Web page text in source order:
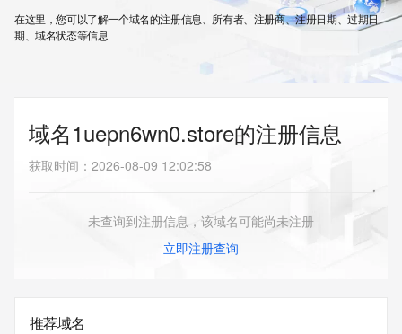
在这里，您可以了解一个域名的注册信息、所有者、注册商、注册日期、过期日
期、域名状态等信息
域名1uepn6wn0.store的注册信息
获取时间 ： 2026-08-09 12:02:58
未查询到注册信息，该域名可能尚未注册
立即注册查询
推荐域名